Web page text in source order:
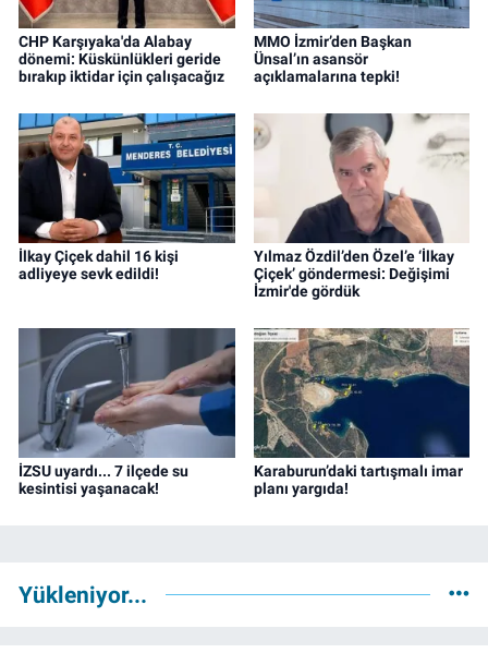
CHP Karşıyaka'da Alabay
dönemi: Küskünlükleri geride
bırakıp iktidar için çalışacağız
MMO İzmir’den Başkan
Ünsal’ın asansör
açıklamalarına tepki!
İlkay Çiçek dahil 16 kişi
adliyeye sevk edildi!
Yılmaz Özdil’den Özel’e ‘İlkay
Çiçek’ göndermesi: Değişimi
İzmir'de gördük
İZSU uyardı... 7 ilçede su
kesintisi yaşanacak!
Karaburun’daki tartışmalı imar
planı yargıda!
Yükleniyor...